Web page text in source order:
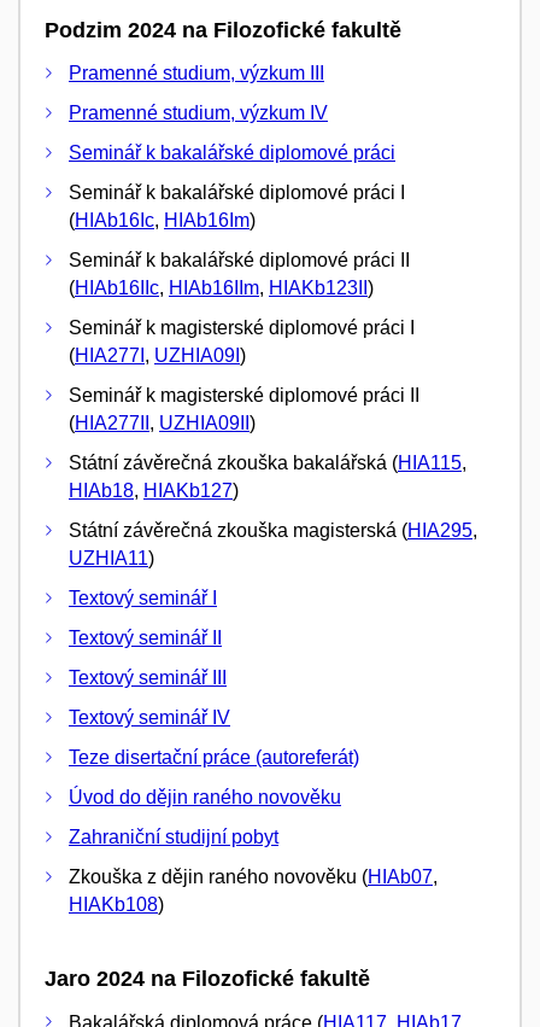
Podzim 2024 na Filozofické fakultě
Pramenné studium, výzkum III
Pramenné studium, výzkum IV
Seminář k bakalářské diplomové práci
Seminář k bakalářské diplomové práci I
(HIAb16Ic, HIAb16Im)
Seminář k bakalářské diplomové práci II
(HIAb16IIc, HIAb16IIm, HIAKb123II )
Seminář k magisterské diplomové práci I
(HIA277I , UZHIA09I )
Seminář k magisterské diplomové práci II
(HIA277II , UZHIA09II )
Státní závěrečná zkouška bakalářská (HIA115,
HIAb18, HIAKb127)
Státní závěrečná zkouška magisterská (HIA295,
UZHIA11)
Textový seminář I
Textový seminář II
Textový seminář III
Textový seminář IV
Teze disertační práce (autoreferát)
Úvod do dějin raného novověku
Zahraniční studijní pobyt
Zkouška z dějin raného novověku (HIAb07,
HIAKb108)
Jaro 2024 na Filozofické fakultě
Bakalářská diplomová práce (HIA117 HIAb17